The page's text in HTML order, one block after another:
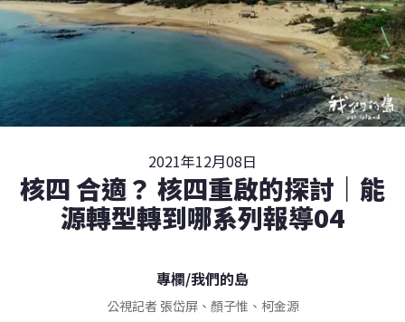
2021年12月08日
核四 合適？ 核四重啟的探討｜能
源轉型轉到哪系列報導04
專欄/我們的島
公視記者 張岱屏、顏子惟、柯金源